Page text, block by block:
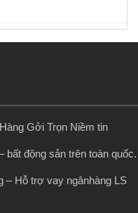
Gởi Trọn Niềm tin
bất động sản trên toàn quốc.
– Hỗ trợ vay ngânhàng LS